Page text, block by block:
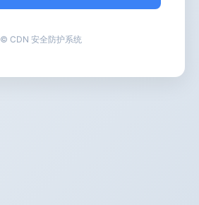
© CDN 安全防护系统